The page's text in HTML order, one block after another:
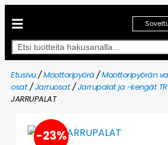
Etusivu/Moottoripyörä/Moottoripyörän
osat/Jarruosat/Jarrupalat ja -kengät
JARRUPALAT
-23%